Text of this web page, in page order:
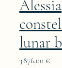
lunar
3 876,00 €Prix